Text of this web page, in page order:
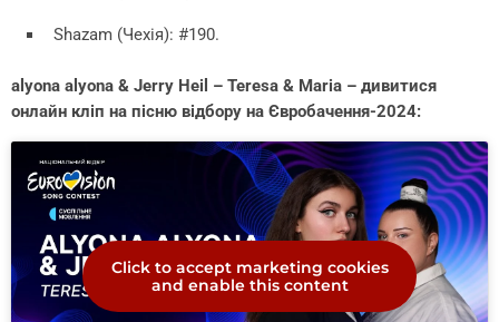
Shazam (Чехія): #190.
alyona alyona & Jerry Heil – Teresa & Maria – дивитися
онлайн кліп на пісню відбору на Євробачення-2024:
Click to accept marketing cookies
and enable this content